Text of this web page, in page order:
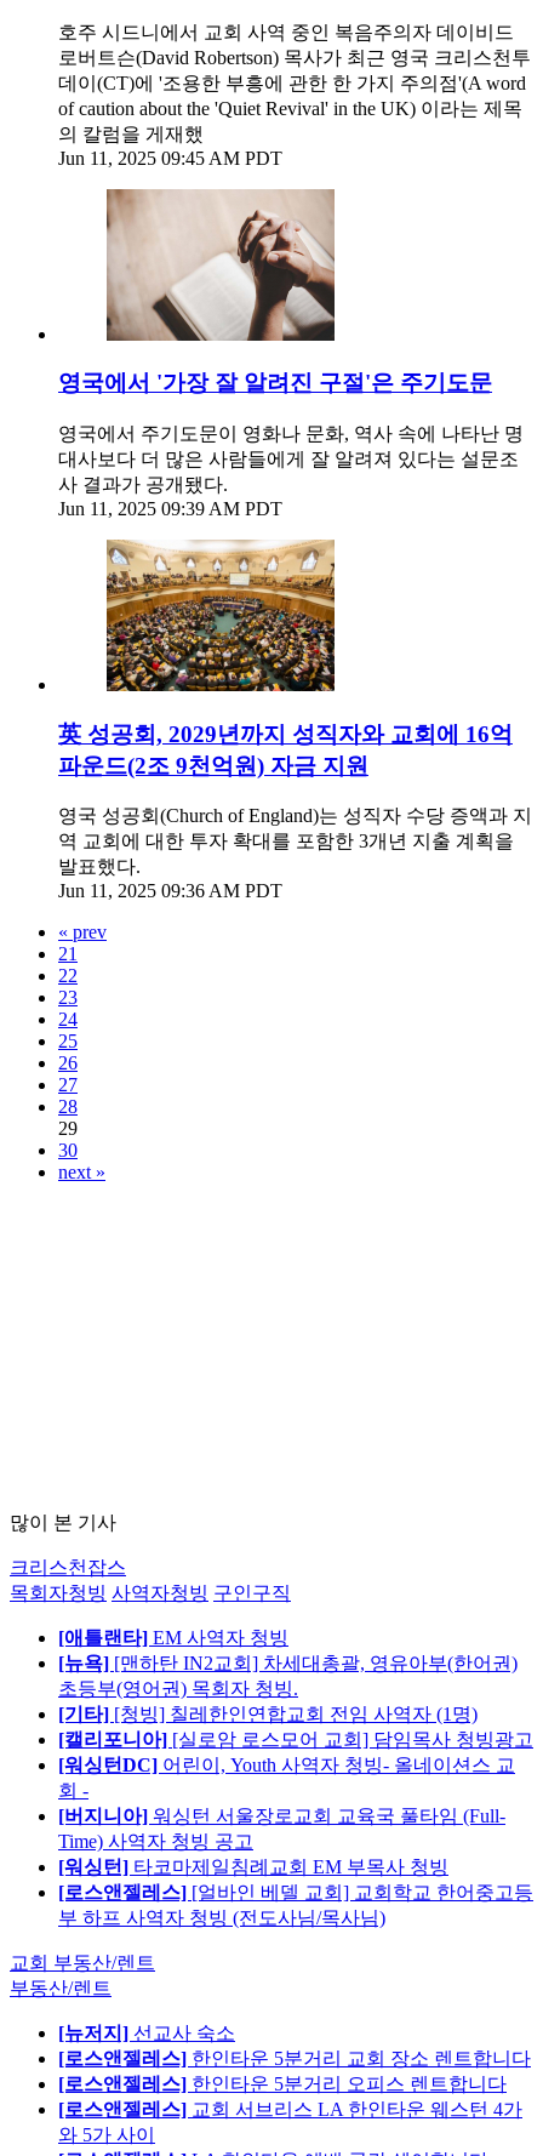
호주 시드니에서 교회 사역 중인 복음주의자 데이비드
로버트슨(David Robertson) 목사가 최근 영국 크리스천투
데이(CT)에 '조용한 부흥에 관한 한 가지 주의점'(A word
of caution about the 'Quiet Revival' in the UK) 이라는 제목
의 칼럼을 게재했
Jun 11, 2025 09:45 AM PDT
영국에서 '가장 잘 알려진 구절'은 주기도문
영국에서 주기도문이 영화나 문화, 역사 속에 나타난 명
대사보다 더 많은 사람들에게 잘 알려져 있다는 설문조
사 결과가 공개됐다.
Jun 11, 2025 09:39 AM PDT
英 성공회, 2029년까지 성직자와 교회에 16억
파운드(2조 9천억원) 자금 지원
영국 성공회(Church of England)는 성직자 수당 증액과 지
역 교회에 대한 투자 확대를 포함한 3개년 지출 계획을
발표했다.
Jun 11, 2025 09:36 AM PDT
« prev
21
22
23
24
25
26
27
28
29
30
next »
많이 본 기사
크리스천잡스
목회자청빙 사역자청빙 구인구직
[애틀랜타] EM 사역자 청빙
[뉴욕] [맨하탄 IN2교회] 차세대총괄, 영유아부(한어권)
초등부(영어권) 목회자 청빙.
[기타] [청빙] 칠레한인연합교회 전임 사역자 (1명)
[캘리포니아] [실로암 로스모어 교회] 담임목사 청빙광고
[워싱턴DC] 어린이, Youth 사역자 청빙- 올네이션스 교
회 -
[버지니아] 워싱턴 서울장로교회 교육국 풀타임 (Full-
Time) 사역자 청빙 공고
[워싱턴] 타코마제일침례교회 EM 부목사 청빙
[로스앤젤레스] [얼바인 베델 교회] 교회학교 한어중고등
부 하프 사역자 청빙 (전도사님/목사님)
교회 부동산/렌트
부동산/렌트
[뉴저지] 선교사 숙소
[로스앤젤레스] 한인타운 5분거리 교회 장소 렌트합니다
[로스앤젤레스] 한인타운 5분거리 오피스 렌트합니다
[로스앤젤레스] 교회 서브리스 LA 한인타운 웨스턴 4가
와 5가 사이